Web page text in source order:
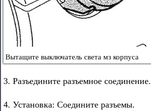
Вытащите выключатель света мз корпуса
3. Разъедините разъемное соединение.
4. Установка: Соедините разъемы.